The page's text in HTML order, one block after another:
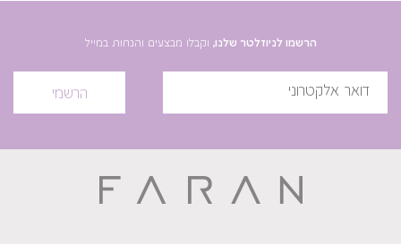
הרשמו לניוזלטר שלנו, וקבלו מבצעים והנחות במייל
הרשמי